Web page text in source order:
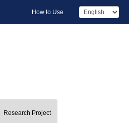
How to Use
Research Project